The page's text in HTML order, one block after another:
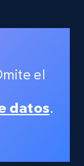
el
datos.